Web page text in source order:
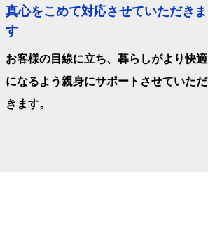
真心をこめて対応させていただきま
す
お客様の目線に立ち、暮らしがより快適
になるよう親身にサポートさせていただ
きます。